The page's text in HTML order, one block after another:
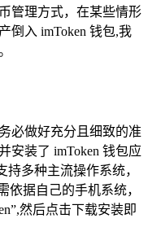
管理方式，在某些情形
倒入 imToken 钱包,我
必做好充分且细致的准
安装了 imToken 钱包应
持多种主流操作系统，
依据自己的手机系统，
然后点击下载安装即